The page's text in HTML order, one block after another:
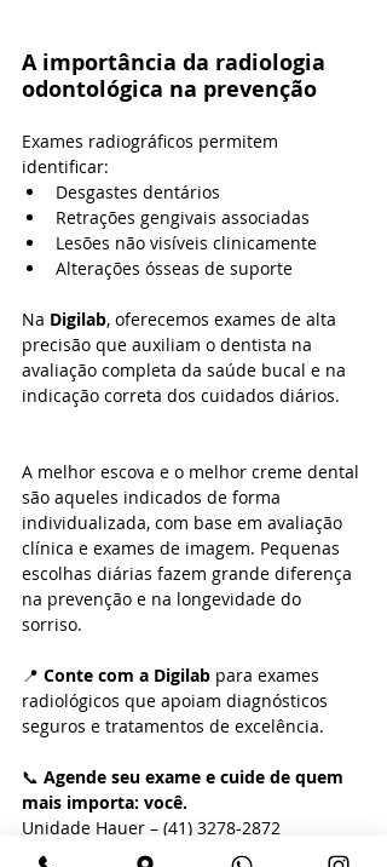
A importância da radiologia
odontológica na prevenção
Exames radiográficos permitem
identificar:
Desgastes dentários
Retrações gengivais associadas
Lesões não visíveis clinicamente
Alterações ósseas de suporte
Na Digilab, oferecemos exames de alta
precisão que auxiliam o dentista na
avaliação completa da saúde bucal e na
indicação correta dos cuidados diários.
A melhor escova e o melhor creme dental
são aqueles indicados de forma
individualizada, com base em avaliação
clínica e exames de imagem. Pequenas
escolhas diárias fazem grande diferença
na prevenção e na longevidade do
sorriso.
📍 Conte com a Digilab para exames
radiológicos que apoiam diagnósticos
seguros e tratamentos de excelência.
📞 Agende seu exame e cuide de quem
mais importa: você.
Unidade Hauer – (41) 3278-2872
Unidade Batel – (41) 3244-1646